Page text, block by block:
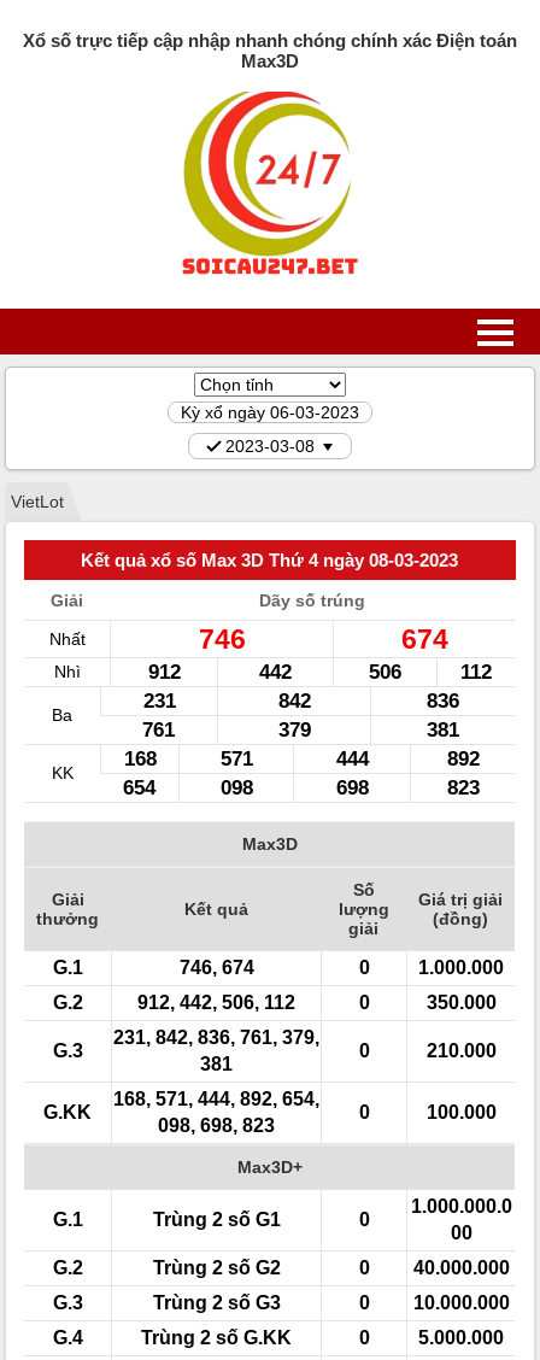
Xổ số trực tiếp cập nhập nhanh chóng chính xác Điện toán
Max3D
Kỳ xổ ngày 06-03-2023
2023-03-08
VietLot
Kết quả xổ số Max 3D Thứ 4 ngày 08-03-2023
Giải
Dãy số trúng
Nhất
746 674
Nhì 912 442 506 112
Ba
231 842
836
761
379 381
KK
168 571 444
892
654
098 698 823
Max3D
Giải
thưởng
Kết quả
Số
lượng
giải
Giá trị giải
(đồng)
G.1 746, 674 0
1.000.000
G.2
912, 442, 506, 112 0 350.000
G.3
231, 842, 836, 761, 379,
381
0 210.000
G.KK
168, 571, 444, 892, 654,
098, 698, 823
0 100.000
Max3D+
G.1 Trùng 2 số G1 0
1.000.000.0
00
G.2
Trùng 2 số G2 0
40.000.000
G.3
Trùng 2 số G3 0
10.000.000
G.4
Trùng 2 số G.KK 0 5.000.000